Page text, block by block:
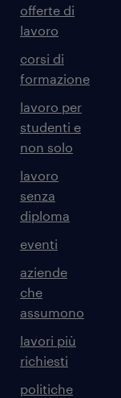
offerte di
lavoro
corsi di
formazione
lavoro per
studenti e
non solo
lavoro
senza
diploma
eventi
aziende
che
assumono
lavori più
richiesti
politiche